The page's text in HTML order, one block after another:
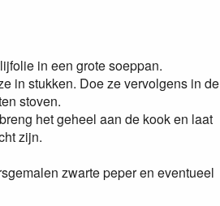
in een grote soeppan.
in stukken. Doe ze vervolgens in de
stoven.
het geheel aan de kook en laat
zijn.
zwarte peper en eventueel